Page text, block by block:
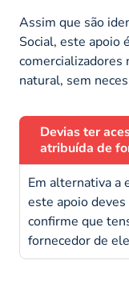
Assim que são
Social, este apoio
comercializadores
natural, sem
Devias ter
atribuída de
Em alternativa a
este apoio
confirme que
fornecedor de